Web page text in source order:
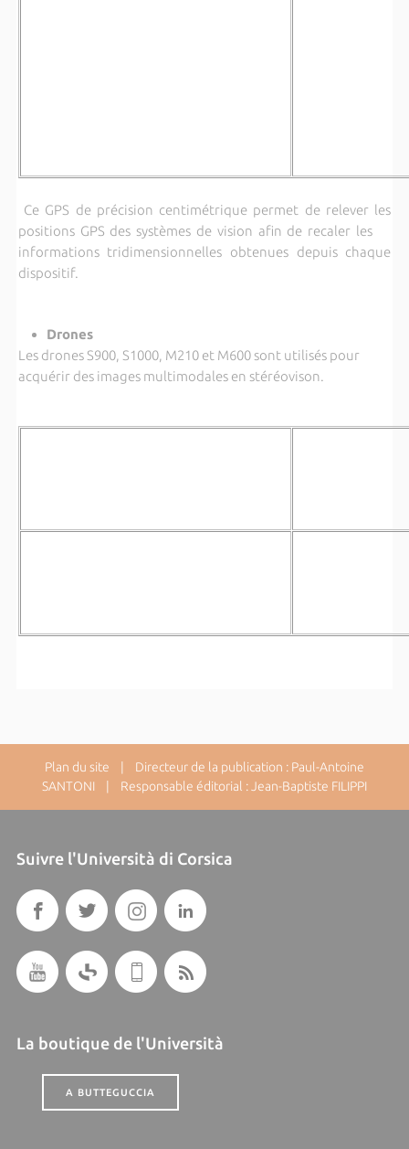
Ce GPS de précision centimétrique permet de relever les
positions GPS des systèmes de vision afin de recaler les
informations tridimensionnelles obtenues depuis chaque
dispositif.
Drones
Les drones S900, S1000, M210 et M600 sont utilisés pour
acquérir des images multimodales en stéréovison.
Plan du site | Directeur de la publication : Paul-Antoine
SANTONI | Responsable éditorial : Jean-Baptiste FILIPPI
Suivre l'Università di Corsica
La boutique de l'Università
A BUTTEGUCCIA